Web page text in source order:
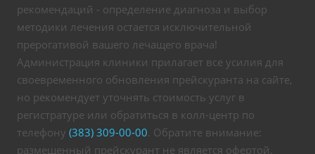
рекомендаций - определение диагноза и выбор
методики лечения остается исключительной
прерогативой вашего лечащего врача!
Администрация клиники прилагает все усилия для
своевременного обновления прейскуранта на сайте,
но рекомендует уточнять стоимость услуг в
регистратуре или обратиться в колл-центр по
телефону (383) 309-00-00. Обратите внимание:
размещенный прейскурант не является офертой,